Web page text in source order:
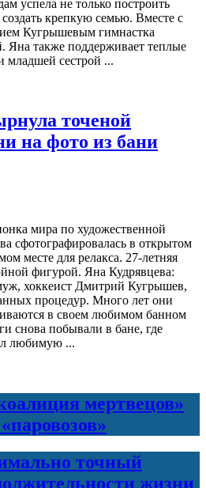
успела не только построить
крепкую семью. Вместе с
Кугрышевым гимнастка
Яна также поддерживает теплые
младшей сестрой ...
точеной
на фото из бани
мира по художественной
сфотографировалась в открытом
месте для релакса. 27-летняя
фигурой. Яна Кудрявцева:
хоккеист Дмитрий Кугрышев,
процедур. Много лет они
в своем любимом банном
снова побывали в бане, где
любимую ...
мертвецов»
точный
жизни